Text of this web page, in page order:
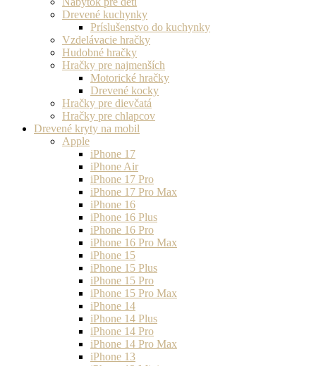
Drevené kuchynky
Príslušenstvo do kuchynky
Vzdelávacie hračky
Hudobné hračky
Hračky pre najmenších
Motorické hračky
Drevené kocky
Hračky pre dievčatá
Hračky pre chlapcov
Drevené kryty na mobil
Apple
iPhone 17
iPhone Air
iPhone 17 Pro
iPhone 17 Pro Max
iPhone 16
iPhone 16 Plus
iPhone 16 Pro
iPhone 16 Pro Max
iPhone 15
iPhone 15 Plus
iPhone 15 Pro
iPhone 15 Pro Max
iPhone 14
iPhone 14 Plus
iPhone 14 Pro
iPhone 14 Pro Max
iPhone 13